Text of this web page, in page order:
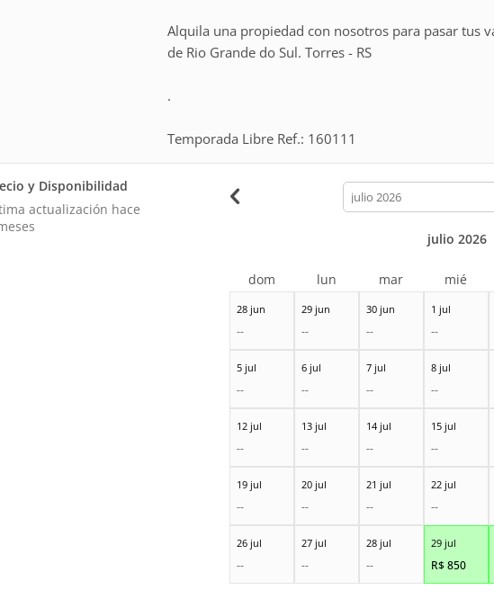
Alquila una propiedad con nosotros para pasar tus
de Rio Grande do Sul. Torres - RS
.
Temporada Libre Ref.: 160111
y Disponibilidad
actualización hace
calendar-
month
28 jun
--
29 jun
--
30 jun
--
1 jul
--
5 jul
--
6 jul
--
7 jul
--
8 jul
--
12 jul
--
13 jul
--
14 jul
--
15 jul
--
19 jul
--
20 jul
--
21 jul
--
22 jul
--
26 jul
--
27 jul
--
28 jul
--
29 jul
R$850
julio 2026
dom lun mar mié